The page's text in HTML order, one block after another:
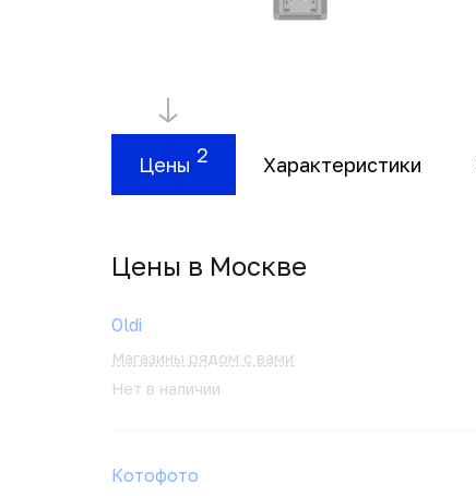
Цены 2 Характеристики
Цены в Москвe
Oldi
Магазины рядом с вами
Нет в наличии
Котофото